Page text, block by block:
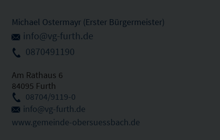
Michael Ostermayr (Erster Bürgermeister)
info@vg-furth.de
0870491190
Am Rathaus 6
84095 Furth
08704/9119-0
info@vg-furth.de
www.gemeinde-obersuessbach.de